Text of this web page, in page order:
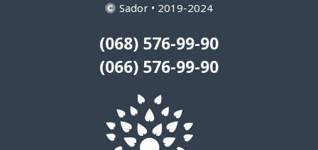
Sador • 2019-2024
(068) 576-99-90
(066) 576-99-90